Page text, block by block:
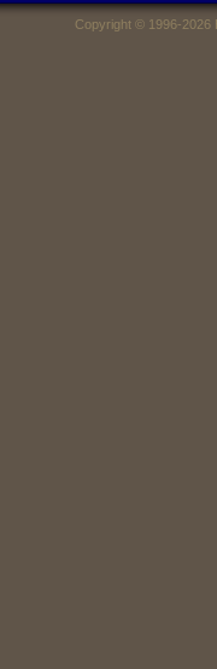
Copyright © 1996-2026